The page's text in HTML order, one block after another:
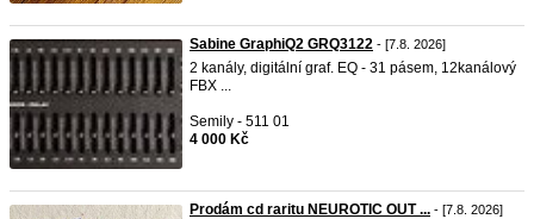
Sabine GraphiQ2 GRQ3122 - [7.8. 2026]
2 kanály, digitální graf. EQ - 31 pásem, 12kanálový
FBX ...
Semily - 511 01
4 000 Kč
Prodám cd raritu NEUROTIC OUT ... - [7.8. 2026]